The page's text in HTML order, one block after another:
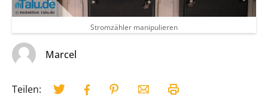
Stromzähler manipulieren
Marcel
Teilen: